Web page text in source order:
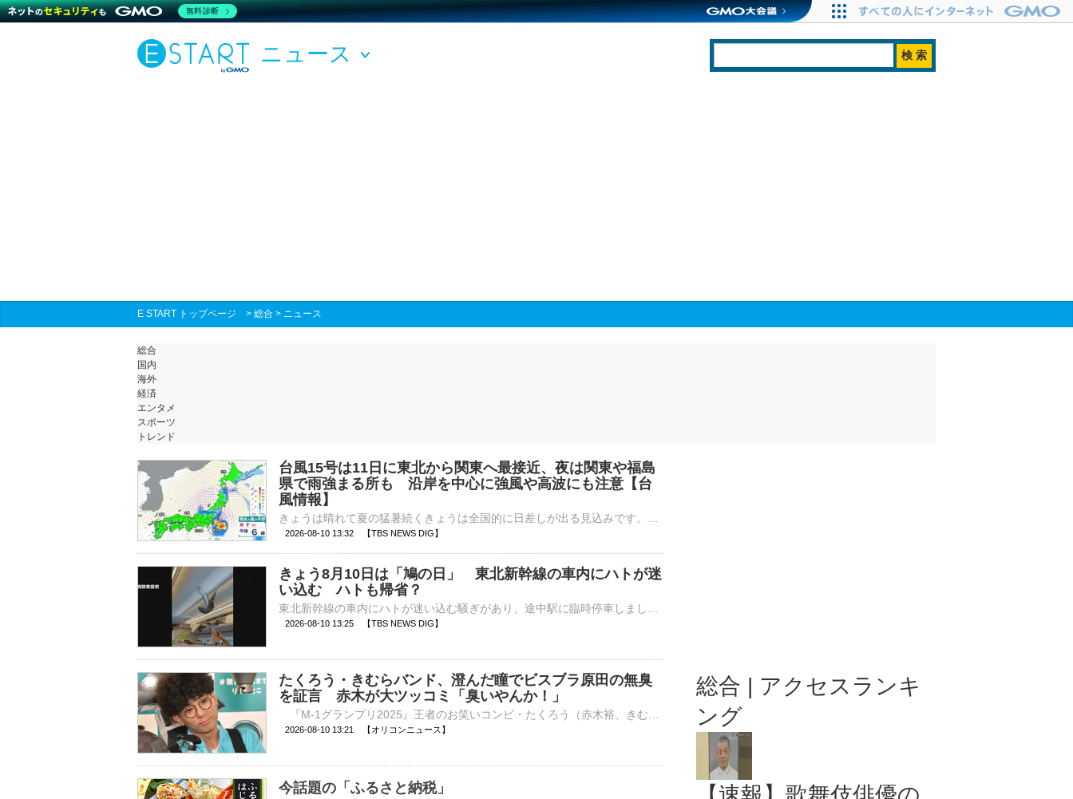
ニュース
E START トップページ > 総合 > ニュース
総合
国内
海外
経済
エンタメ
スポーツ
トレンド
台風15号は11日に東北から関東へ最接近、夜は関東や福島
県で雨強まる所も 沿岸を中心に強風や高波にも注意【台
風情報】
2026-08-10 13:32 【TBS NEWS DIG】
きょう8月10日は「鳩の日」 東北新幹線の車内にハトが迷
い込む ハトも帰省？
2026-08-10 13:25 【TBS NEWS DIG】
たくろう・きむらバンド、澄んだ瞳でビスブラ原田の無臭
を証言 赤木が大ツッコミ「臭いやんか！」
2026-08-10 13:21 【オリコンニュース】
今話題の「ふるさと納税」
総合 | アクセスランキ
ング
無料診断